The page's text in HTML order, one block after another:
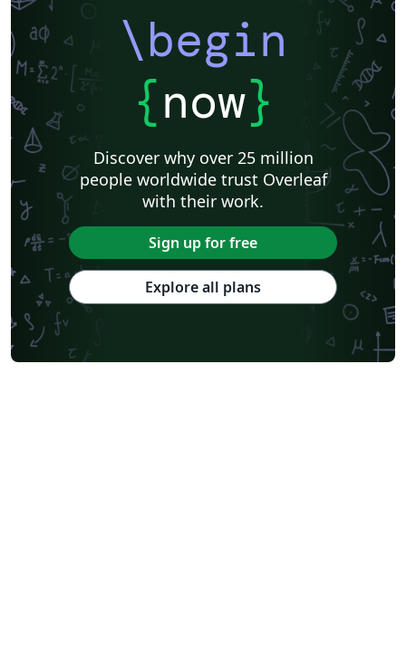
\begin
{now}
Discover why over 25 million
people worldwide trust Overleaf
with their work.
Sign up for free
Explore all plans